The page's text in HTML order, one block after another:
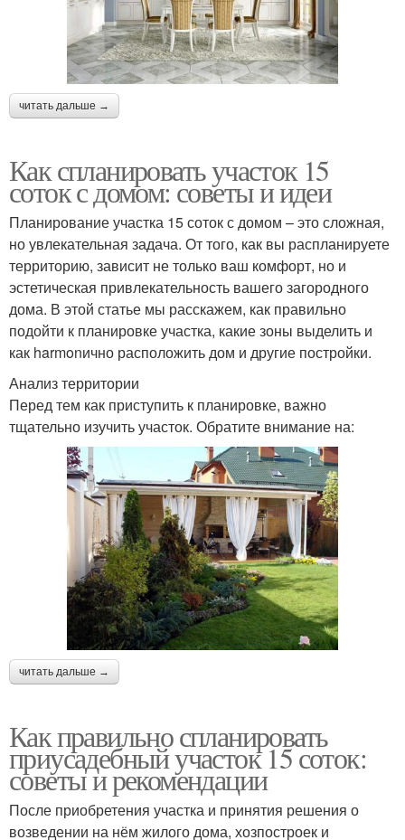
читать дальше →
Как спланировать участок 15
соток с домом: советы и идеи
Планирование участка 15 соток с домом – это сложная,
но увлекательная задача. От того, как вы распланируете
территорию, зависит не только ваш комфорт, но и
эстетическая привлекательность вашего загородного
дома. В этой статье мы расскажем, как правильно
подойти к планировке участка, какие зоны выделить и
как harmonично расположить дом и другие постройки.
Анализ территории
Перед тем как приступить к планировке, важно
тщательно изучить участок. Обратите внимание на:
читать дальше →
Как правильно спланировать
приусадебный участок 15 соток:
советы и рекомендации
После приобретения участка и принятия решения о
возведении на нём жилого дома, хозпостроек и